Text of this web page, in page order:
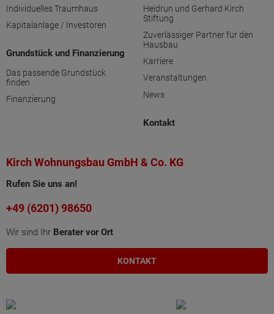
Individuelles Traumhaus
Kapitalanlage / Investoren
Grundstück und Finanzierung
Das passende Grundstück
finden
Finanzierung
Heidrun und Gerhard Kirch
Stiftung
Zuverlässiger Partner für den
Hausbau
Karriere
Veranstaltungen
News
Kontakt
Kirch Wohnungsbau GmbH & Co. KG
Rufen Sie uns an!
+49 (6201) 98650
Wir sind Ihr Berater vor Ort
KONTAKT